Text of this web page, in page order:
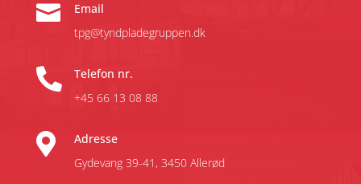

Email
tpg@tyndpladegruppen.dk

Telefon nr.
+45 66 13 08 88

Adresse
Gydevang 39-41, 3450 Allerød